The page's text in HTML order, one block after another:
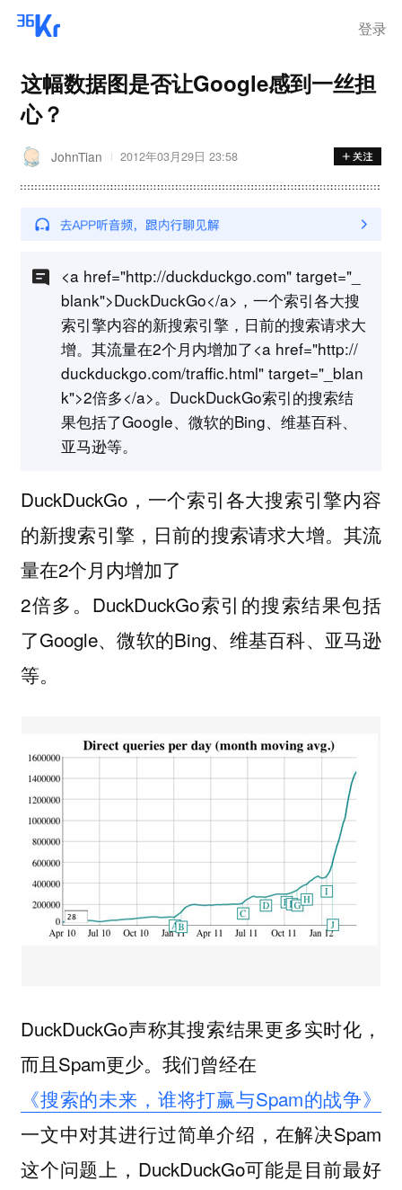
登录
这幅数据图是否让Google感到一丝担
心？
JohnTian 2012年03月29日 23:58
<a href="http://duckduckgo.com" target="_
blank">DuckDuckGo</a>，一个索引各大搜
索引擎内容的新搜索引擎，日前的搜索请求大
增。其流量在2个月内增加了<a href="http://
duckduckgo.com/traffic.html" target="_blan
k">2倍多</a>。DuckDuckGo索引的搜索结
果包括了Google、微软的Bing、维基百科、
亚马逊等。
DuckDuckGo，一个索引各大搜索引擎内容
的新搜索引擎，日前的搜索请求大增。其流
量在2个月内增加了
2倍多。DuckDuckGo索引的搜索结果包括
了Google、微软的Bing、维基百科、亚马逊
等。
DuckDuckGo声称其搜索结果更多实时化，
而且Spam更少。我们曾经在
《搜索的未来，谁将打赢与Spam的战争》
一文中对其进行过简单介绍，在解决Spam
这个问题上，DuckDuckGo可能是目前最好